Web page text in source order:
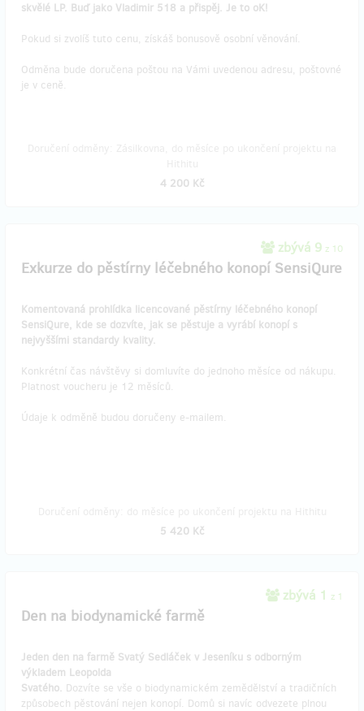
skvělé LP. Buď jako Vladimir 518 a přispěj. Je to oK!
Pokud si zvolíš tuto cenu, získáš bonusově osobní věnování.
Odměna bude doručena poštou na Vámi uvedenou adresu, poštovné
je v ceně.
4 200 Kč
zbývá 9 z 10
Exkurze do pěstírny léčebného konopí SensiQure
Komentovaná prohlídka licencované pěstírny léčebného konopí
SensiQure, kde se dozvíte, jak se pěstuje a vyrábí konopí s
nejvyššími standardy kvality.
Konkrétní čas návštěvy si domluvíte do jednoho měsíce od nákupu.
Platnost voucheru je 12 měsíců.
Údaje k odměně budou doručeny e-mailem.
5 420 Kč
zbývá 1 z 1
Den na biodynamické farmě
Jeden den na farmě Svatý Sedláček v Jeseníku s odborným
výkladem Leopolda
Svatého. Dozvíte se vše o biodynamickém zemědělství a tradičních
způsobech pěstování nejen konopí. Domů si navíc odvezete plnou